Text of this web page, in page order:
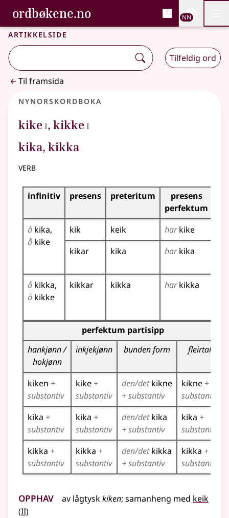
Gå til hovudinnhald
Tilgjenge
ordbøkene.no, Bokmålsordboka og
Bokmålsordboka og Nynorskordboka
NN
Artikkelside
Tilfeldig ord
Til framsida
Nynorskordboka
kike 1
I, kikke 1
I
kika, kikka
verb
Bøyningstabell for dette verbet
infinitiv presens preteritum
presens
perfektum
å kika
å kike
kik keik harkike
kikar
kika harkika
å kikka
å kikke
kikkar kikka harkikka
Bøyningstabell for dette verbet (partisippformer)
perfektum partisipp
hankjønn /
hokjønn
inkjekjønn bunden form fleirtal
kiken +
substantiv
kike +
substantiv
den/detkikne
+ substantiv
kikne +
substantiv
kika +
substantiv
kika +
substantiv
den/detkika
+ substantiv
kika +
substantiv
kikka +
substantiv
kikka +
substantiv
den/detkikka
+ substantiv
kikka +
substantiv
Opphav av lågtyskkiken; samanheng med keik
(2
II)